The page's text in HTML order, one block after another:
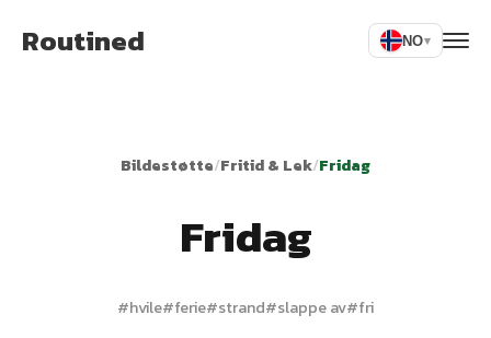
Routined NO▾
Bildestøtte/Fritid & Lek/Fridag
Fridag
#hvile#ferie#strand#slappe av#fri